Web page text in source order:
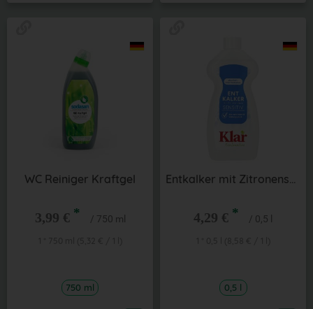
WC Reiniger Kraftgel
3,99 € * / 750 ml
750 ml
Entkalker mit Zitronensäure, sehr ergiebig
4,29 € * / 0,5 l
0,5 l